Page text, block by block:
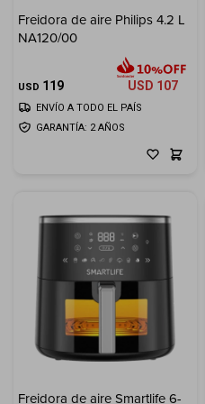
Freidora de aire Philips 4.2 L
NA120/00
USD 119 USD 107
GARANTÍA: 2 AÑOS
ENVÍO A TODO EL PAÍS
Freidora de aire Smartlife 6-
Electrodomésticos
Hogar
Marcas